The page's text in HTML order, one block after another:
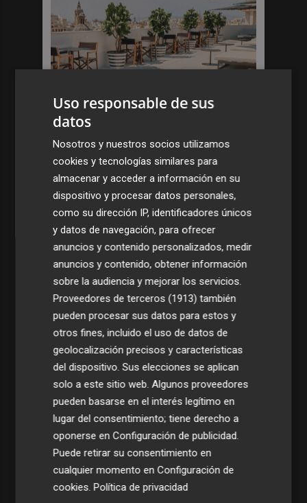
Uso responsable de sus
datos
Nosotros y nuestros socios utilizamos
cookies y tecnologías similares para
almacenar y acceder a información en su
dispositivo y procesar datos personales,
como su dirección IP, identificadores únicos
y datos de navegación, para ofrecer
anuncios y contenido personalizados, medir
anuncios y contenido, obtener información
sobre la audiencia y mejorar los servicios.
Proveedores de terceros (1913) también
pueden procesar sus datos para estos y
otros fines, incluido el uso de datos de
geolocalización precisos y características
del dispositivo. Sus elecciones se aplican
solo a este sitio web. Algunos proveedores
pueden basarse en el interés legítimo en
lugar del consentimiento; tiene derecho a
oponerse enConfiguración de publicidad
Puede retirar su consentimiento en
cualquier momento enConfiguración de
cookies .Política de privacidad